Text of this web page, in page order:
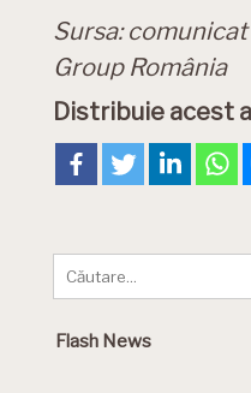
Sursa:
Group România
Distribuie acest
Flash News